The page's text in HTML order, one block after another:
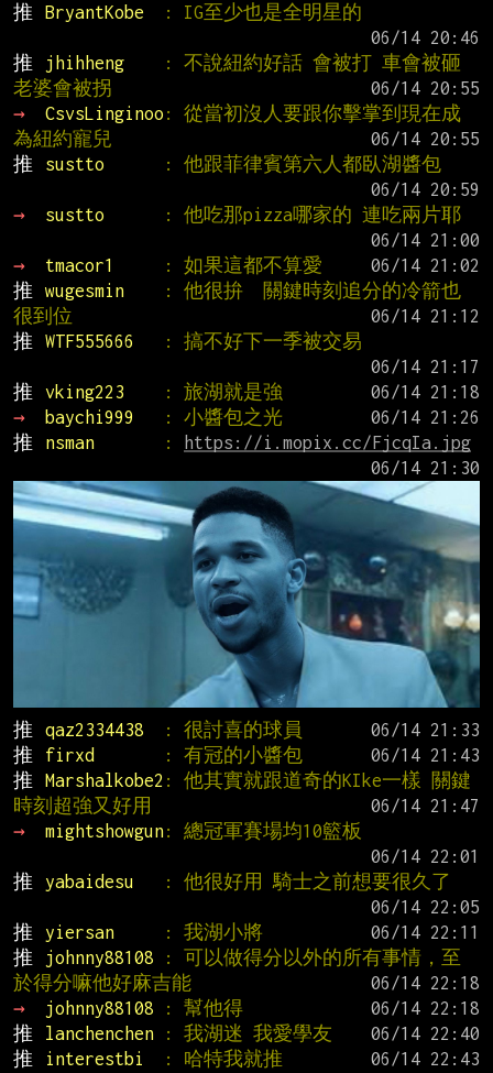
推
BryantKobe
: IG至少也是全明星的
推
jhihheng
: 不說紐約好話 會被打 車會被砸
老婆會被拐
→
CsvsLinginoo : 從當初沒人要跟你擊掌到現在成
為紐約寵兒
推
sustto
: 他跟菲律賓第六人都臥湖醬包
→
sustto
: 他吃那pizza哪家的 連吃兩片耶
→
tmacor1 : 如果這都不算愛
推
wugesmin
: 他很拚  關鍵時刻追分的冷箭也
很到位
推
WTF555666
: 搞不好下一季被交易
推
vking223 : 旅湖就是強
→
baychi999 : 小醬包之光
推
nsman :
https://i.mopix.cc/FjcqIa.jpg
推 qaz2334438 : 很討喜的球員
推
firxd : 有冠的小醬包
推
Marshalkobe2 : 他其實就跟道奇的KIke一樣 關鍵
時刻超強又好用
→
mightshowgun: 總冠軍賽場均10籃板
推
yabaidesu
: 他很好用 騎士之前想要很久了
推
yiersan : 我湖小將
推
johnny88108
: 可以做得分以外的所有事情，至
於得分嘛他好麻吉能
→
johnny88108 : 幫他得
推
lanchenchen : 我湖迷 我愛學友
推
interestbi : 哈特我就推